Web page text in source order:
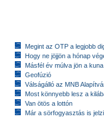
Megint az OTP a legjobb
Hogy ne jöjjön a hónap
Másfél év múlva jön a
Geofúzió
Válságálló az MNB
Most könnyebb lesz a
Van ötös a lottón
Már a sörfogyasztás is